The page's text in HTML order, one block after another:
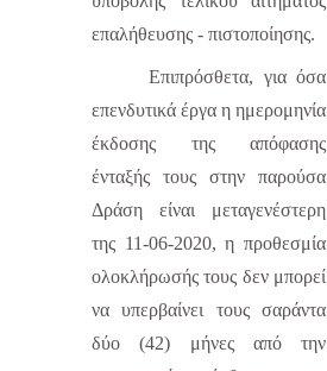
επαλήθευσης - πιστοποίησης.
Επιπρόσθετα, για όσα
επενδυτικά έργα η ημερομηνία
έκδοσης της απόφασης
ένταξής τους στην παρούσα
Δράση είναι μεταγενέστερη
της 11-06-2020, η προθεσμία
ολοκλήρωσής τους δεν μπορεί
να υπερβαίνει τους σαράντα
δύο (42) μήνες από την